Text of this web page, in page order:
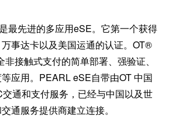
先进的多应用eSE。它第一个获得
事达卡以及美国运通的认证。OT®
接触式支付的简单部署、强验证、
应用。PEARL eSE自带由OT 中国
通和支付服务，已经与中国以及世
通服务提供商建立连接。